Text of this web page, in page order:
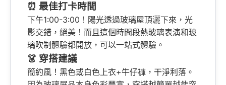
⏰ 最佳打卡時間
下午1:00-3:00！陽光透過玻璃屋頂灑下來，光
影交錯，絕美！而且這個時間段熱玻璃表演和玻
璃吹制體驗都開放，可以一站式體驗。
👗 穿搭建議
簡約風！黑色或白色上衣+牛仔褲，干淨利落。